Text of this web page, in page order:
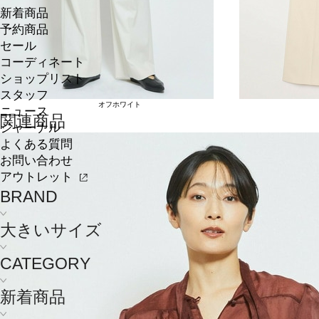
新着商品
予約商品
セール
コーディネート
ショップリスト
スタッフ
ニュース
ジャーナル
よくある質問
お問い合わせ
アウトレット
BRAND
大きいサイズ
CATEGORY
新着商品
オフホワイト
関連商品